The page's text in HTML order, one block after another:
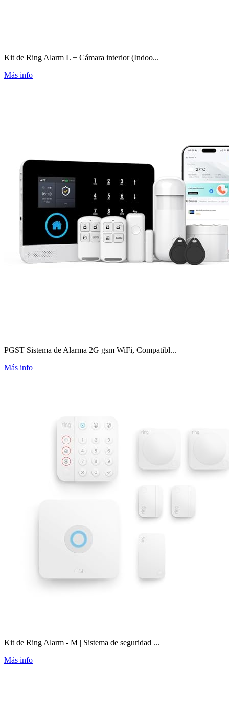
Kit de Ring Alarm L + Cámara interior (Indoo...
Más info
PGST Sistema de Alarma 2G gsm WiFi, Compatibl...
Más info
Kit de Ring Alarm - M | Sistema de seguridad ...
Más info